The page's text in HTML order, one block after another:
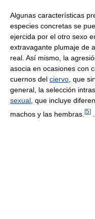
Algunas características
especies concretas se
ejercida por el otro sexo
extravagante plumaje de
real. Así mismo, la
asocia en ocasiones con
cuernos del ciervo , que
general, la selección
sexual , que incluye
machos y las hembras. [5]